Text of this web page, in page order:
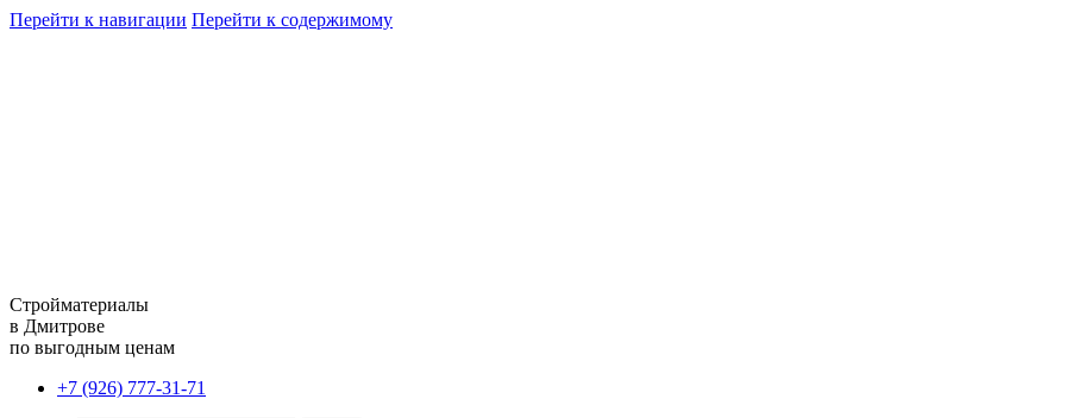
Перейти к навигации Перейти к содержимому
Стройматериалы
в Дмитрове
по выгодным ценам
+7 (926) 777-31-71